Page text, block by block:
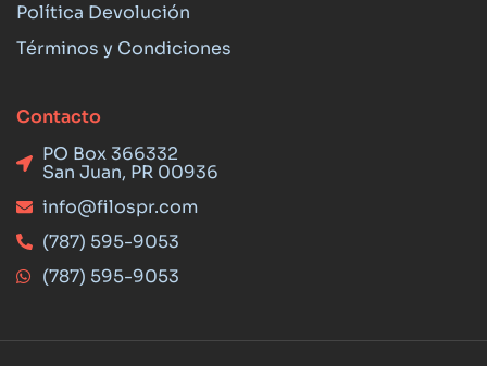
Política Devolución
Términos y Condiciones
Contacto
PO Box 366332
San Juan, PR 00936
info@filospr.com
(787) 595-9053
(787) 595-9053